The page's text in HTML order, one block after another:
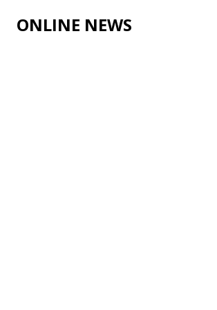
Skip to main content
ONLINE NEWS